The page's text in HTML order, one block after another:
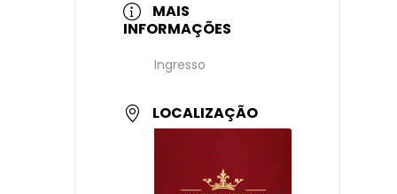
MAIS
INFORMAÇÕES
Ingresso
LOCALIZAÇÃO